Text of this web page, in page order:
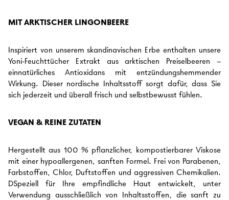
MIT ARKTISCHER LINGONBEERE
Inspiriert von unserem skandinavischen Erbe enthalten unsere
Yoni-Feuchttücher Extrakt aus arktischen Preiselbeeren –
einnatürliches Antioxidans mit entzündungshemmender
Wirkung. Dieser nordische Inhaltsstoff sorgt dafür, dass Sie
sich jederzeit und überall frisch und selbstbewusst fühlen.
VEGAN & REINE ZUTATEN
Hergestellt aus 100 % pflanzlicher, kompostierbarer Viskose
mit einer hypoallergenen, sanften Formel. Frei von Parabenen,
Farbstoffen, Chlor, Duftstoffen und aggressiven Chemikalien.
DSpeziell für Ihre empfindliche Haut entwickelt, unter
Verwendung ausschließlich von Inhaltsstoffen, die sanft zu